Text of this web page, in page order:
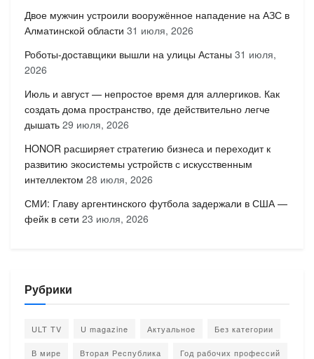
Двое мужчин устроили вооружённое нападение на АЗС в
Алматинской области 31 июля, 2026
Роботы-доставщики вышли на улицы Астаны 31 июля,
2026
Июль и август — непростое время для аллергиков. Как
создать дома пространство, где действительно легче
дышать 29 июля, 2026
HONOR расширяет стратегию бизнеса и переходит к
развитию экосистемы устройств с искусственным
интеллектом 28 июля, 2026
СМИ: Главу аргентинского футбола задержали в США —
фейк в сети 23 июля, 2026
Рубрики
ULT TV U magazine Актуальное Без категории
В мире Вторая Республика Год рабочих профессий